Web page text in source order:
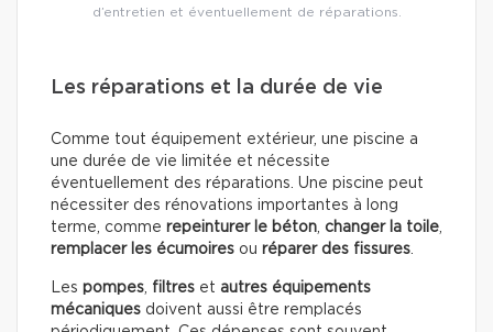
d’entretien et éventuellement de réparations.
Les réparations et la durée de vie
Comme tout équipement extérieur, une piscine a
une durée de vie limitée et nécessite
éventuellement des réparations. Une piscine peut
nécessiter des rénovations importantes à long
terme, comme repeinturer le béton changer la toile
remplacer les écumoires ou réparer des fissures
Les pompes filtres et autres équipements
mécaniques doivent aussi être remplacés